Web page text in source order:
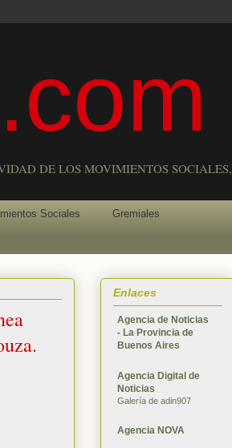
DE LOS MOVIMIENTOS SOCIALES,
Sociales Gremiales
Enlaces
Agencia de Noticias
- La Provincia de
Buenos Aires
Agencia Digital de
Noticias
Galería de adin907
Agencia NOVA